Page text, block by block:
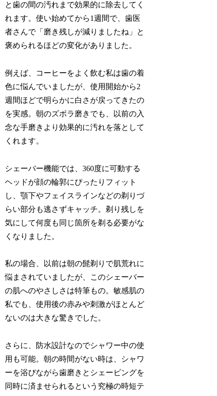
と歯の間の汚れまで効果的に除去してく
れます。使い始めてから1週間で、歯医
者さんで「磨き残しが減りましたね」と
褒められるほどの変化がありました。
例えば、コーヒーをよく飲む私は歯の着
色に悩んでいましたが、使用開始から2
週間ほどで明らかに白さが戻ってきたの
を実感。朝のズボラ磨きでも、以前の入
念な手磨きより効果的に汚れを落として
くれます。
シェーバー機能では、360度に可動する
ヘッドが顔の輪郭にぴったりフィット
し、顎下やフェイスラインなどの剃りづ
らい部分も逃さずキャッチ。剃り残しを
気にして何度も同じ箇所を剃る必要がな
くなりました。
私の場合、以前は朝の髭剃りで肌荒れに
悩まされていましたが、このシェーバー
の肌へのやさしさは特筆もの。敏感肌の
私でも、使用後の赤みや刺激がほとんど
ないのは大きな驚きでした。
さらに、防水設計なのでシャワー中の使
用も可能。朝の時間がない時は、シャワ
ーを浴びながら歯磨きとシェービングを
同時に済ませられるという究極の時短テ